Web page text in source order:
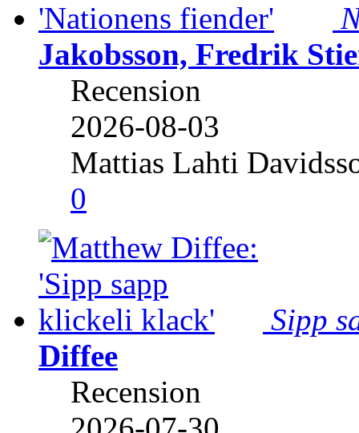
Jakobsson, Fredrik
Recension
2026-08-03
Mattias Lahti
0
Sipp
Diffee
Recension